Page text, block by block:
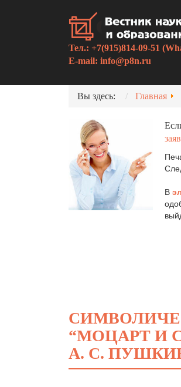
Тел.: +7(915)814-09-51
E-mail: info@p8n.ru
Вы здесь: Главная
В
“МОЦАРТ И
А. С.